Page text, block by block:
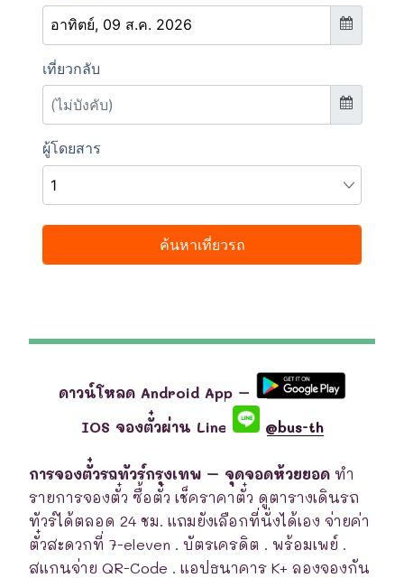
ดาวน์โหลด Android App –
IOS จองตั๋วผ่าน Line
@bus-th
การจองตั๋วรถทัวร์กรุงเทพ – จุดจอดห้วยยอด ทำ
รายการจองตั๋ว ซื้อตั๋ว เช็คราคาตั๋ว ดูตารางเดินรถ
ทัวร์ได้ตลอด 24 ชม. แถมยังเลือกที่นั่งได้เอง จ่ายค่า
ตั๋วสะดวกที่ 7-eleven . บัตรเครดิต . พร้อมเพย์ .
สแกนจ่าย QR-Code . แอปธนาคาร K+ ลองจองกัน